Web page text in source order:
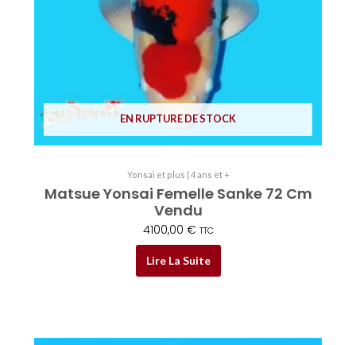
EN RUPTURE DE STOCK
Yonsai et plus | 4 ans et +
Matsue Yonsai Femelle Sanke 72 Cm
Vendu
4100,00 € TTC
Lire La Suite